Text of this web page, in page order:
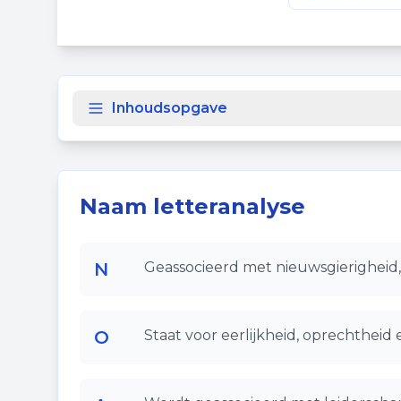
Inhoudsopgave
Naam letteranalyse
N Geassocieerd met
O Staat voor eerlijkheid, oprechtheid